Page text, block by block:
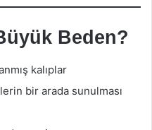
Beden?
kalıplar
bir arada sunulması